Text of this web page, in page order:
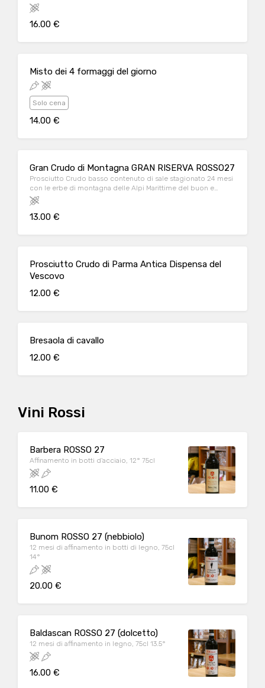
16.00 €
Misto dei 4 formaggi del giorno
Solo cena
14.00 €
Gran Crudo di Montagna GRAN RISERVA ROSSO27
Prosciutto Crudo basso contenuto di sale stagionato 24 mesi
con le erbe di montagna delle Alpi Marittime del buon e
vecchiio Piemonte
13.00 €
Prosciutto Crudo di Parma Antica Dispensa del
Vescovo
12.00 €
Bresaola di cavallo
12.00 €
Vini Rossi
Barbera ROSSO 27
Affinamento in botti d'acciaio, 12° 75cl
11.00 €
Bunom ROSSO 27 (nebbiolo)
12 mesi di affinamento in botti di legno, 75cl
14°
20.00 €
Baldascan ROSSO 27 (dolcetto)
12 mesi di affinamento in legno, 75cl 13.5°
16.00 €